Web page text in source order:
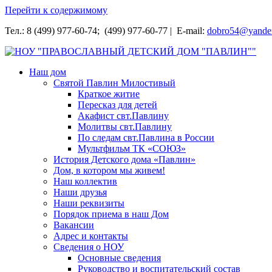
Перейти к содержимому
Тел.: 8 (499) 977-60-74; (499) 977-60-77 | E-mail:
НОУ "ПРАВОСЛАВНЫЙ ДЕТСКИЙ ДОМ "ПАВЛИН""
Наш дом
Святой Павлин Милостивый
Краткое житие
Пересказ для детей
Акафист свт.Павлину
Молитвы свт.Павлину
По следам свт.Павлина в России
Мультфильм ТК «СОЮЗ»
История Детского дома «Павлин»
Дом, в котором мы живем!
Наш коллектив
Наши друзья
Наши реквизиты
Порядок приема в наш Дом
Вакансии
Адрес и контакты
Сведения о НОУ
Основные сведения
Руководство и воспитательский состав